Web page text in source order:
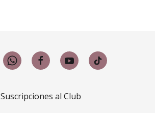
Suscripciones al Club